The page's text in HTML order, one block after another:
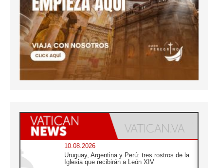
10.08.2026
Uruguay, Argentina y Perú: tres rostros de la
Iglesia que recibirán a León XIV